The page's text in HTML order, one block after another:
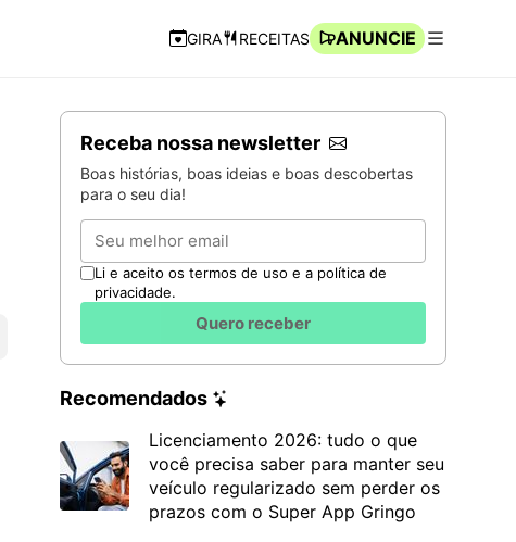
Navegação Rápida
GIRA RECEITAS
ANUNCIE
Receba nossa newsletter
Boas histórias, boas ideias e boas descobertas
para o seu dia!
Email
Li e aceito os termos de uso e a política de
privacidade.
Quero receber
Recomendados
Licenciamento 2026: tudo o que
você precisa saber para manter seu
veículo regularizado sem perder os
prazos com o Super App Gringo